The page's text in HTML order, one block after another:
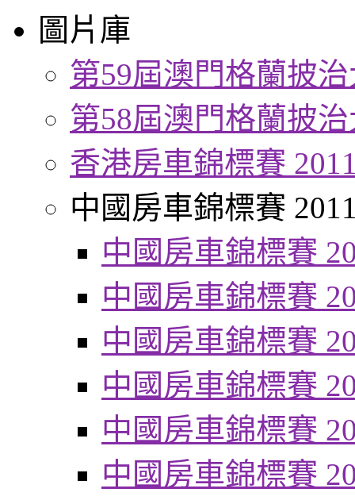
圖片庫
第59屆澳門格蘭披
第58屆澳門格蘭披
香港房車錦標賽
中國房車錦標賽
中國房車錦標賽
中國房車錦標賽
中國房車錦標賽
中國房車錦標賽
中國房車錦標賽
中國房車錦標賽